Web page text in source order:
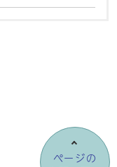
ページの